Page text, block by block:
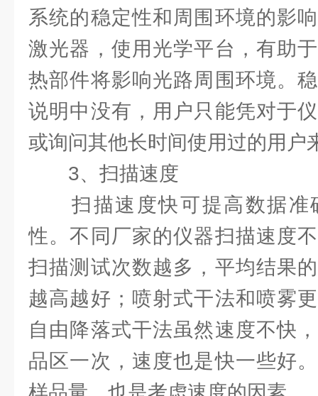
系统的稳定性和周围环境的影
激光器，使用光学平台，有助
热部件将影响光路周围环境。
说明中没有，用户只能凭对于
或询问其他长时间使用过的用户
3、扫描速度
扫描速度快可提高数据准
性。不同厂家的仪器扫描速度
扫描测试次数越多，平均结果
越高越好；喷射式干法和喷雾
自由降落式干法虽然速度不快
品区一次，速度也是快一些好